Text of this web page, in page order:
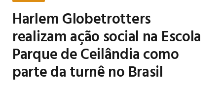
Harlem Globetrotters
realizam ação social na Escola
Parque de Ceilândia como
parte da turnê no Brasil